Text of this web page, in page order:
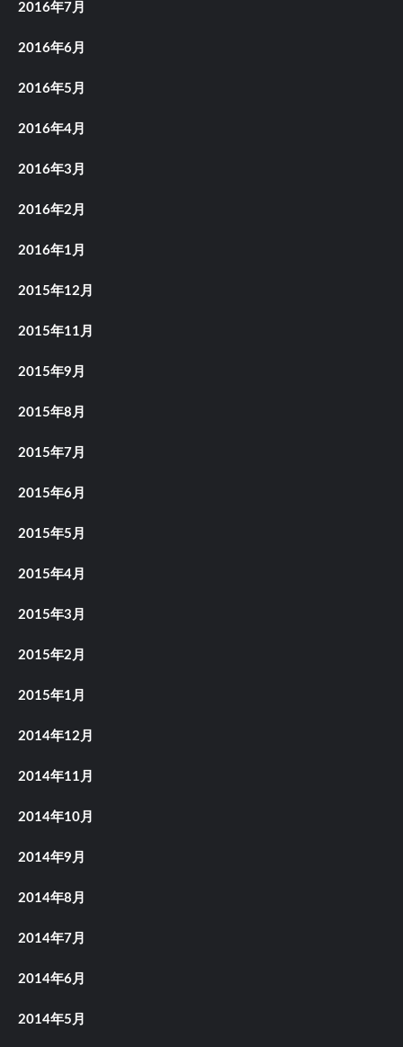
2016年7月
2016年6月
2016年5月
2016年4月
2016年3月
2016年2月
2016年1月
2015年12月
2015年11月
2015年9月
2015年8月
2015年7月
2015年6月
2015年5月
2015年4月
2015年3月
2015年2月
2015年1月
2014年12月
2014年11月
2014年10月
2014年9月
2014年8月
2014年7月
2014年6月
2014年5月